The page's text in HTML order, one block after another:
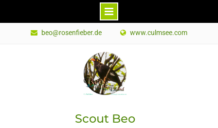
beo@rosenfieber.de www.culmsee.com
Scout Beo